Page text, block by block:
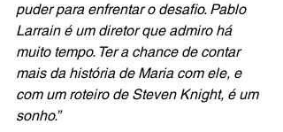
puder para enfrentar o desafio. Pablo
Larrain é um diretor que admiro há
muito tempo. Ter a chance de contar
mais da história de Maria com ele, e
com um roteiro de Steven Knight, é um
sonho.”